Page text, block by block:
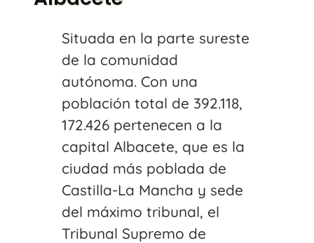
Situada en la parte sureste
de la comunidad
autónoma. Con una
población total de 392.118,
172.426 pertenecen a la
capital Albacete, que es la
ciudad más poblada de
Castilla-La Mancha y sede
del máximo tribunal, el
Tribunal Supremo de